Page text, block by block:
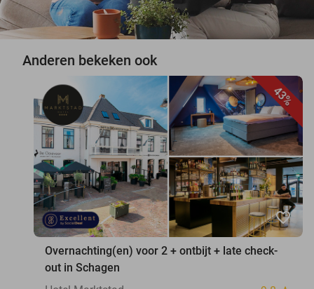
Anderen bekeken ook
43%
favorite_border
Overnachting(en) voor 2 + ontbijt + late check-
out in Schagen